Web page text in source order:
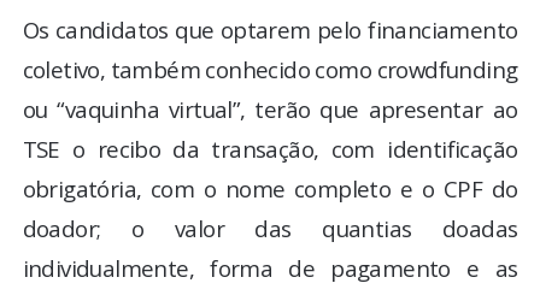
Os candidatos que optarem pelo financiamento
coletivo, também conhecido como crowdfunding
ou “vaquinha virtual”, terão que apresentar ao
TSE o recibo da transação, com identificação
obrigatória, com o nome completo e o CPF do
doador; o valor das quantias doadas
individualmente, forma de pagamento e as